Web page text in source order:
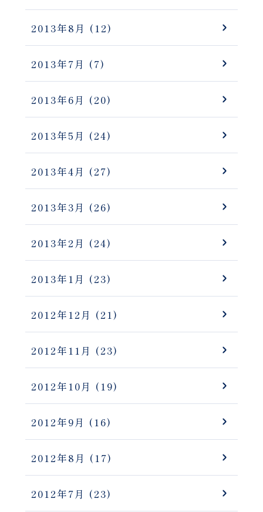
2013年8月 (12)
2013年7月 (7)
2013年6月 (20)
2013年5月 (24)
2013年4月 (27)
2013年3月 (26)
2013年2月 (24)
2013年1月 (23)
2012年12月 (21)
2012年11月 (23)
2012年10月 (19)
2012年9月 (16)
2012年8月 (17)
2012年7月 (23)